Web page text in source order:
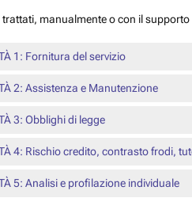
trattati, manualmente o con il
1: Fornitura del servizio
2: Assistenza e Manutenzione
3: Obblighi di legge
4: Rischio credito, contrasto frodi,
5: Analisi e profilazione individuale